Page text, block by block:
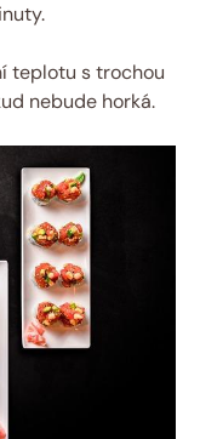
teplotu s trochou
nebude horká.